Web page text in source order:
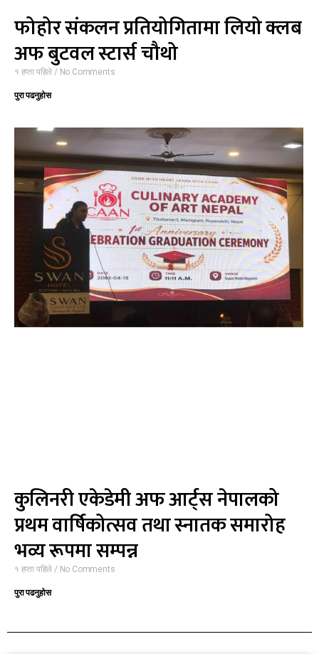
फोहोर संकलन प्रतियोगितामा लियो क्लब
अफ बुटवल स्टार्स चौथो
१ हप्ता पहिले No Comments
पुरा पढनुहोस
कुलिनरी एकेडेमी अफ आर्ट्स नेपालको
प्रथम वार्षिकोत्सव तथा स्नातक समारोह
भव्य रूपमा सम्पन्न
१ हप्ता पहिले No Comments
पुरा पढनुहोस